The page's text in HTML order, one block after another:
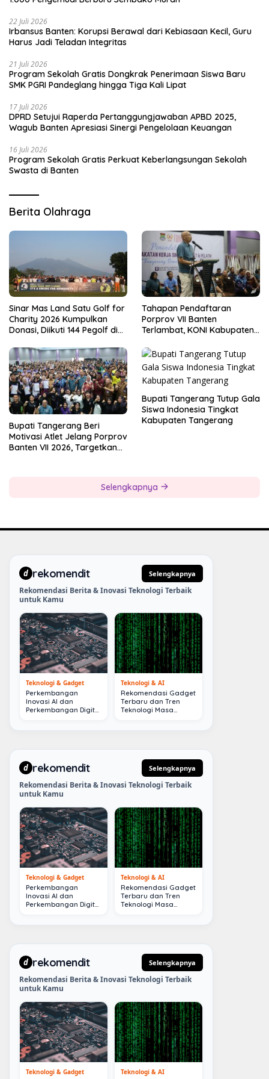
22 Juli 2026
Irbansus Banten: Korupsi Berawal dari Kebiasaan Kecil, Guru
Harus Jadi Teladan Integritas
21 Juli 2026
Program Sekolah Gratis Dongkrak Penerimaan Siswa Baru
SMK PGRI Pandeglang hingga Tiga Kali Lipat
17 Juli 2026
DPRD Setujui Raperda Pertanggungjawaban APBD 2025,
Wagub Banten Apresiasi Sinergi Pengelolaan Keuangan
16 Juli 2026
Program Sekolah Gratis Perkuat Keberlangsungan Sekolah
Swasta di Banten
Berita Olahraga
Sinar Mas Land Satu Golf for
Charity 2026 Kumpulkan
Donasi, Diikuti 144 Pegolf di
Tahapan Pendaftaran
Porprov VII Banten
Terlambat, KONI Kabupaten
Kesiapan Panitia
Bupati Tangerang Beri
Motivasi Atlet Jelang Porprov
Banten VII 2026, Targetkan
Bupati Tangerang Tutup Gala
Siswa Indonesia Tingkat
Kabupaten Tangerang
Selengkapnya
d rekomendit Selengkapnya
Rekomendasi Berita & Inovasi Teknologi Terbaik
untuk Kamu
Teknologi & Gadget
Perkembangan
Inovasi AI dan
Perkembangan Digital
Teknologi & AI
Rekomendasi Gadget
Terbaru dan Tren
Teknologi Masa
d rekomendit Selengkapnya
Rekomendasi Berita & Inovasi Teknologi Terbaik
untuk Kamu
Teknologi & Gadget
Perkembangan
Inovasi AI dan
Perkembangan Digital
Teknologi & AI
Rekomendasi Gadget
Terbaru dan Tren
Teknologi Masa
d rekomendit Selengkapnya
Rekomendasi Berita & Inovasi Teknologi Terbaik
untuk Kamu
Teknologi & Gadget
Teknologi & AI